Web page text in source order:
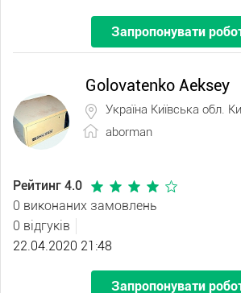
Запропонувати
Golovatenko Aeksey
Україна Київська обл.
aborman
Рейтинг 4.0
0 виконаних замовлень
0 відгуків
22.04.2020 21:48
Запропонувати